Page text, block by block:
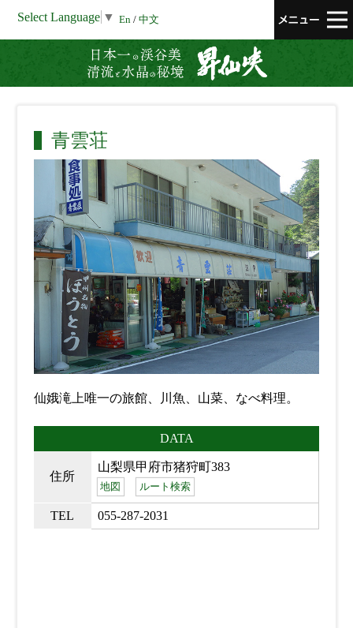
Select Language ▼ En / 中文
青雲荘
仙娥滝上唯一の旅館、川魚、山菜、なべ料理。
DATA
住所
山梨県甲府市猪狩町383
地図 ルート検索
TEL 055-287-2031